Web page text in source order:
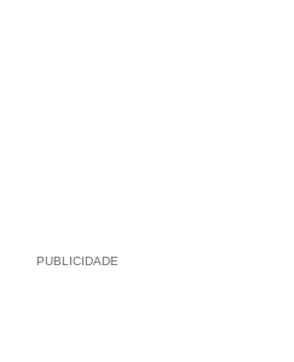
PUBLICIDADE